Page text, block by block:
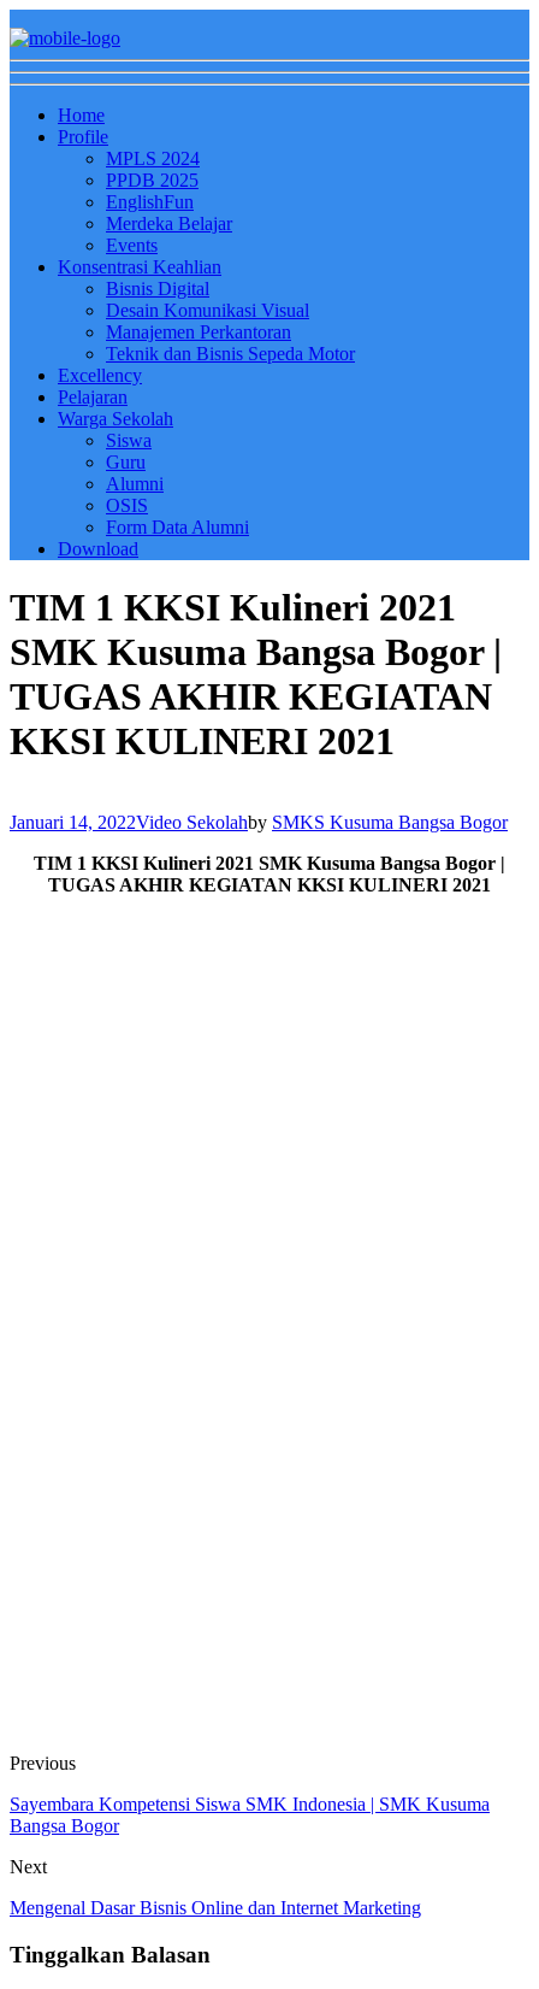
Home
Profile
MPLS 2024
PPDB 2025
EnglishFun
Merdeka Belajar
Events
Konsentrasi Keahlian
Bisnis Digital
Desain Komunikasi Visual
Manajemen Perkantoran
Teknik dan Bisnis Sepeda Motor
Excellency
Pelajaran
Warga Sekolah
Siswa
Guru
Alumni
OSIS
Form Data Alumni
Download
TIM 1 KKSI Kulineri 2021
SMK Kusuma Bangsa Bogor |
TUGAS AKHIR KEGIATAN
KKSI KULINERI 2021
Januari 14, 2022Video Sekolahby SMKS Kusuma Bangsa Bogor
TIM 1 KKSI Kulineri 2021 SMK Kusuma Bangsa Bogor |
TUGAS AKHIR KEGIATAN KKSI KULINERI 2021
Previous
Sayembara Kompetensi Siswa SMK Indonesia | SMK Kusuma
Bangsa Bogor
Next
Mengenal Dasar Bisnis Online dan Internet Marketing
Tinggalkan Balasan